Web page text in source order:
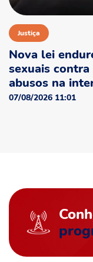
Justiça
Nova lei
sexuais
abusos na
07/08/2026 11:01